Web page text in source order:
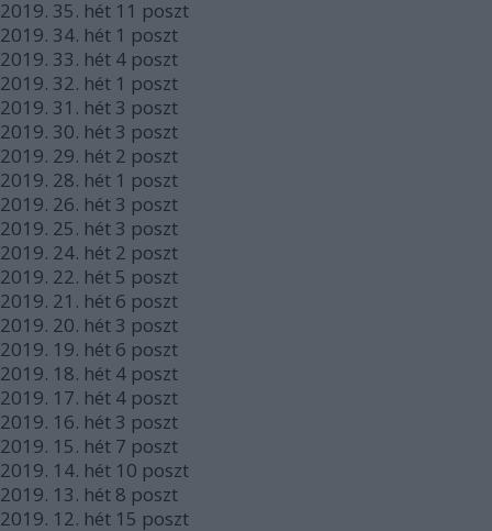
2019. 35. hét 11 poszt
2019. 34. hét 1 poszt
2019. 33. hét 4 poszt
2019. 32. hét 1 poszt
2019. 31. hét 3 poszt
2019. 30. hét 3 poszt
2019. 29. hét 2 poszt
2019. 28. hét 1 poszt
2019. 26. hét 3 poszt
2019. 25. hét 3 poszt
2019. 24. hét 2 poszt
2019. 22. hét 5 poszt
2019. 21. hét 6 poszt
2019. 20. hét 3 poszt
2019. 19. hét 6 poszt
2019. 18. hét 4 poszt
2019. 17. hét 4 poszt
2019. 16. hét 3 poszt
2019. 15. hét 7 poszt
2019. 14. hét 10 poszt
2019. 13. hét 8 poszt
2019. 12. hét 15 poszt